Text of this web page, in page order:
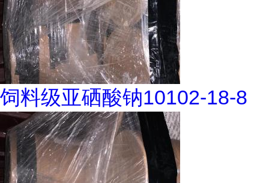
饲料级亚硒酸钠10102-18-8